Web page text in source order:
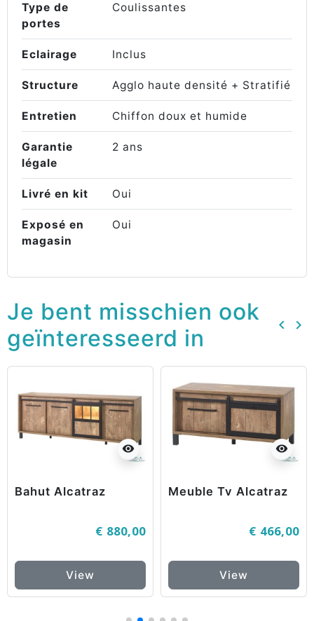
Type de
portes
Coulissantes
Eclairage Inclus
Structure Agglo haute densité + Stratifié
Entretien Chiffon doux et humide
Garantie
légale
2 ans
Livré en kit Oui
Exposé en
magasin
Oui
Je bent misschien ook
geïnteresseerd in
keyboard_arrow_left keyboard_arrow_right
visibility
Bahut Alcatraz
€ 880,00
View
visibility
Meuble Tv Alcatraz
€ 466,00
View